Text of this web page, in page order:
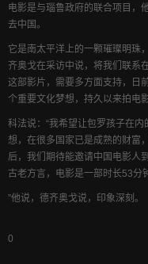
电影是与瑙鲁政府的联合项目，
去中国。
它是南太平洋上的一颗璀璨明珠
齐奥戈在采访中说，将我们联系
这部影片，需要多方面支持，日
个重要文化梦想，持久以来拍电
科法说：“我希望让包罗孩子在
想，在很多国家已是成熟的财富
后，我们期待能邀请中国电影人
古老方言，电影是一部时长53分
”他说，德齐奥戈说，印象深刻。
0